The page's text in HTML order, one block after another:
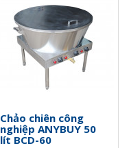
Chảo chiên công
nghiệp ANYBUY 50
lít BCD-60